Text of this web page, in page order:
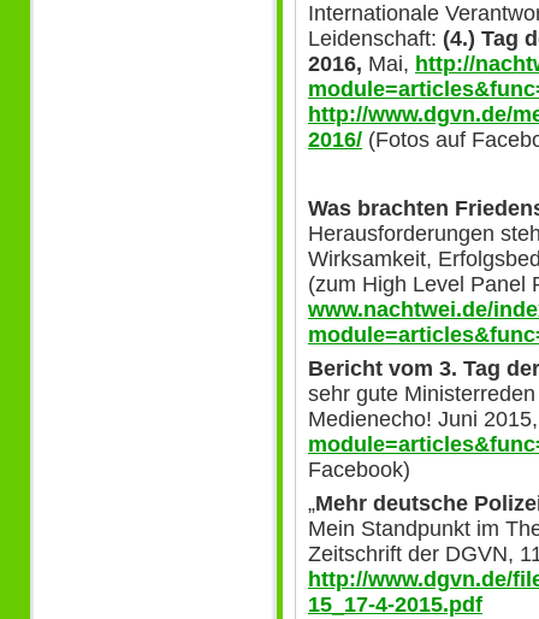
Internationale
Leidenschaft: (4.) Tag
2016, Mai, http://
http://www.dgvn.de/
2016/ (Fotos auf
Was brachten
Herausforderungen
Wirksamkeit,
(zum High Level Panel
www.nachtwei.de/
Bericht vom 3. Tag
sehr gute
Medienecho! Juni
Facebook)
„Mehr deutsche
Mein Standpunkt im
Zeitschrift der DGVN,
http://www.dgvn.de/
15_17-4-2015.pdf